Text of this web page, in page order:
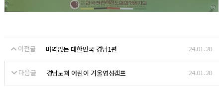
이전글 마역없는 대한민국 경남1편 24.01.20
다음글 경남노회 어린이 겨울영성캠프 24.01.20